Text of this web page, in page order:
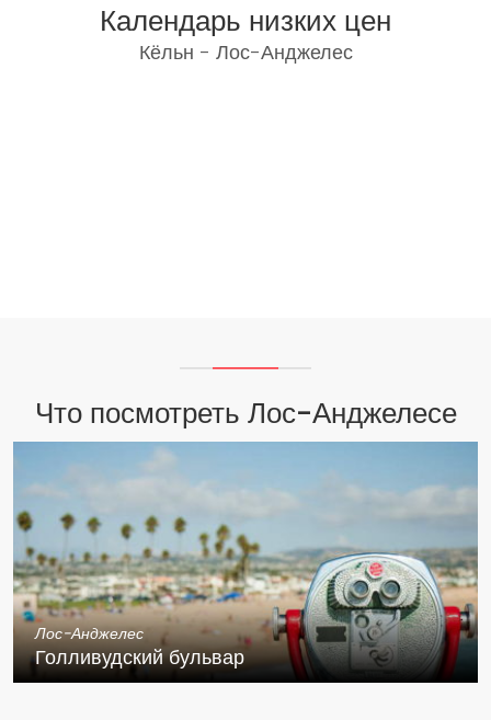
Календарь низких цен
Кёльн - Лос-Анджелес
Что посмотреть Лос-Анджелесе
Лос-Анджелес
Голливудский бульвар